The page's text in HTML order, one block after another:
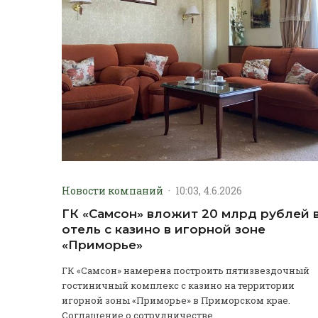
Новости компаний · 10:03, 4.6.2026
ГК «Самсон» вложит 20 млрд рублей
отель с казино в игорной зоне
«Приморье»
ГК «Самсон» намерена построить пятизвездочный
гостиничный комплекс с казино на территории
игорной зоны «Приморье» в Приморском крае.